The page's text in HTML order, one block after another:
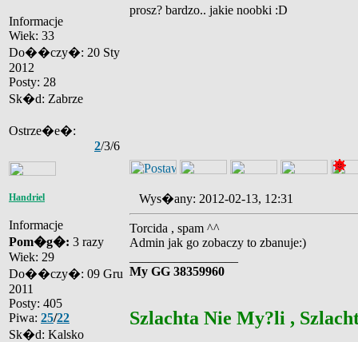
Informacje
Wiek: 33
Do��czy�: 20 Sty
2012
Posty: 28
Sk�d: Zabrze
Ostrze�e�:
2/3/6
prosz? bardzo.. jakie noobki :D
Handriel
Informacje
Pom�g�: 3 razy
Wiek: 29
Do��czy�: 09 Gru
2011
Posty: 405
Piwa: 25/22
Sk�d: Kalsko
Wys�any: 2012-02-13, 12:31
Torcida , spam ^^
Admin jak go zobaczy to zbanuje:)
My GG 38359960
Szlachta Nie My?li ,